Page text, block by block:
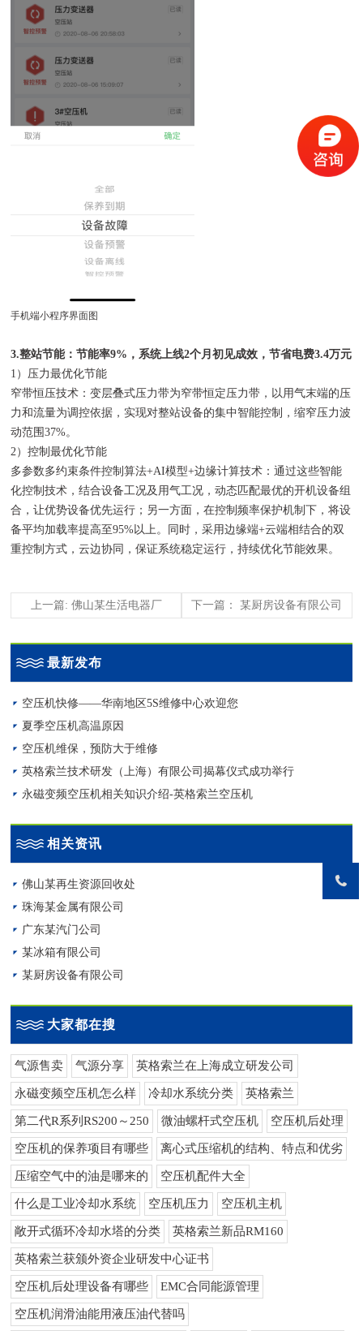
手机端小程序界面图
3.整站节能：节能率9%，系统上线2个月初见成效，节省电费3.4万元
1）压力最优化节能
窄带恒压技术：变层叠式压力带为窄带恒定压力带，以用气末端的压
力和流量为调控依据，实现对整站设备的集中智能控制，缩窄压力波
动范围37%。
2）控制最优化节能
多参数多约束条件控制算法+AI模型+边缘计算技术：通过这些智能
化控制技术，结合设备工况及用气工况，动态匹配最优的开机设备组
合，让优势设备优先运行；另一方面，在控制频率保护机制下，将设
备平均加载率提高至95%以上。同时，采用边缘端+云端相结合的双
重控制方式，云边协同，保证系统稳定运行，持续优化节能效果。
上一篇: 佛山某生活电器厂 下一篇： 某厨房设备有限公司
最新发布
空压机快修——华南地区5S维修中心欢迎您
夏季空压机高温原因
空压机维保，预防大于维修
英格索兰技术研发（上海）有限公司揭幕仪式成功举行
永磁变频空压机相关知识介绍-英格索兰空压机
相关资讯
佛山某再生资源回收处
珠海某金属有限公司
广东某汽门公司
某冰箱有限公司
某厨房设备有限公司
大家都在搜
气源售卖 气源分享 英格索兰在上海成立研发公司
永磁变频空压机怎么样 冷却水系统分类 英格索兰
第二代R系列RS200～250 微油螺杆式空压机 空压机后处理
空压机的保养项目有哪些 离心式压缩机的结构、特点和优劣
压缩空气中的油是哪来的 空压机配件大全
什么是工业冷却水系统 空压机压力 空压机主机
敞开式循环冷却水塔的分类 英格索兰新品RM160
英格索兰获颁外资企业研发中心证书
空压机后处理设备有哪些 EMC合同能源管理
空压机润滑油能用液压油代替吗